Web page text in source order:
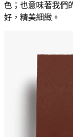
色；也意味著我們
好，精美細緻。